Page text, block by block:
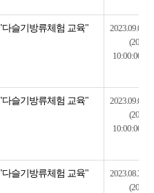
슬기방류체험 교육"
슬기방류체험 교육"
슬기방류체험 교육"